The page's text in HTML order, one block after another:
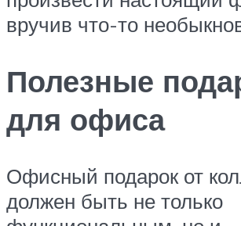
вручив что-то
Полезные
для офиса
Офисный подарок от
должен быть не только